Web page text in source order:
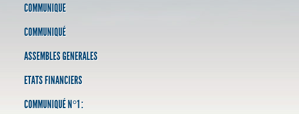
COMMUNIQUE
COMMUNIQUÉ
ASSEMBLES GENERALES
ETATS FINANCIERS
COMMUNIQUÉ N°1 :